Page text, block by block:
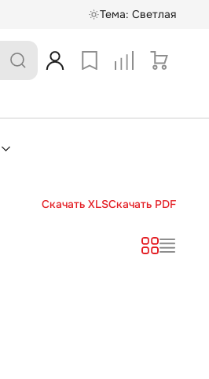
Тема: Светлая
Скачать XLSСкачать PDF